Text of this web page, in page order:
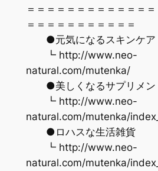
＝＝＝＝＝＝＝＝＝＝＝＝
＝＝＝＝＝＝＝＝＝＝＝
●元気になるスキンケア
┗ http://www.neo-
natural.com/mutenka/
●美しくなるサプリメン
┗ http://www.neo-
natural.com/mutenka/
●ロハスな生活雑貨
┗ http://www.neo-
natural.com/mutenka/